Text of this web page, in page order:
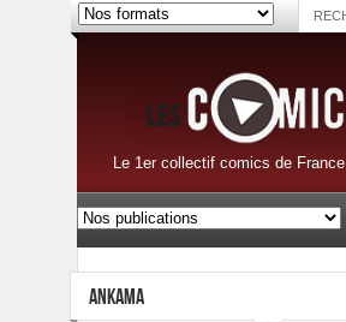
Le 1er collectif comics de France
ANKAMA